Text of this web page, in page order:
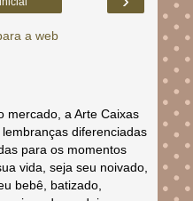
a web
mercado, a Arte Caixas
diferenciadas
para os momentos
vida, seja seu noivado,
bebê, batizado,